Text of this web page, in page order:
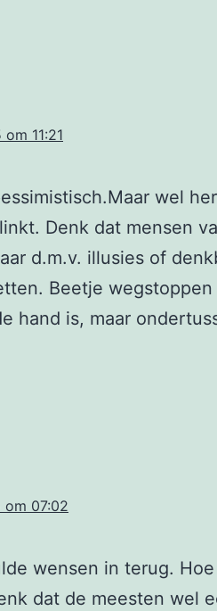
11:21
wel
Denk dat mensen
d.m.v. illusies of
Beetje wegstoppen
hand is, maar
om 07:02
wensen in terug.
dat de meesten wel